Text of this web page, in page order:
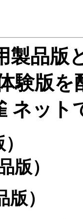
製品版
験版を
ネッ
版）
）